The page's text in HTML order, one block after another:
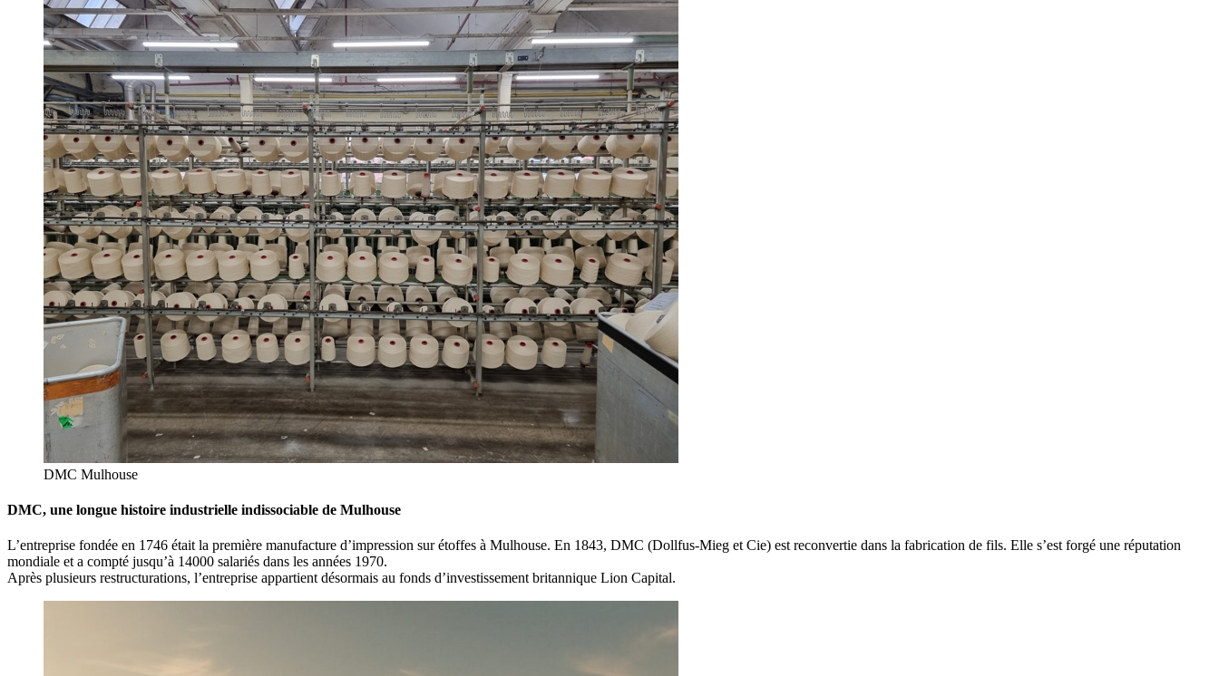
DMC Mulhouse
DMC, une longue histoire industrielle indissociable de Mulhouse
L’entreprise fondée en 1746 était la première manufacture d’impression sur étoffes à Mulhouse. En 1843, DMC (Dollfus-Mieg et Cie) est reconvertie dans la fabrication de fils. Elle s’est forgé une réputation
mondiale et a compté jusqu’à 14000 salariés dans les années 1970.
Après plusieurs restructurations, l’entreprise appartient désormais au fonds d’investissement britannique Lion Capital.